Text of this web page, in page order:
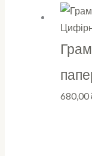
680,00